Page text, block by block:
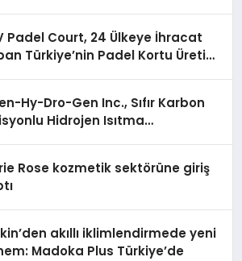
Padel Court, 24 Ülkeye İhracat
Türkiye’nin Padel Kortu Üretim
Hy-Dro-Gen Inc., Sıfır Karbon
Hidrojen Isıtma
Rose kozmetik sektörüne giriş
akıllı iklimlendirmede yeni
Madoka Plus Türkiye’de